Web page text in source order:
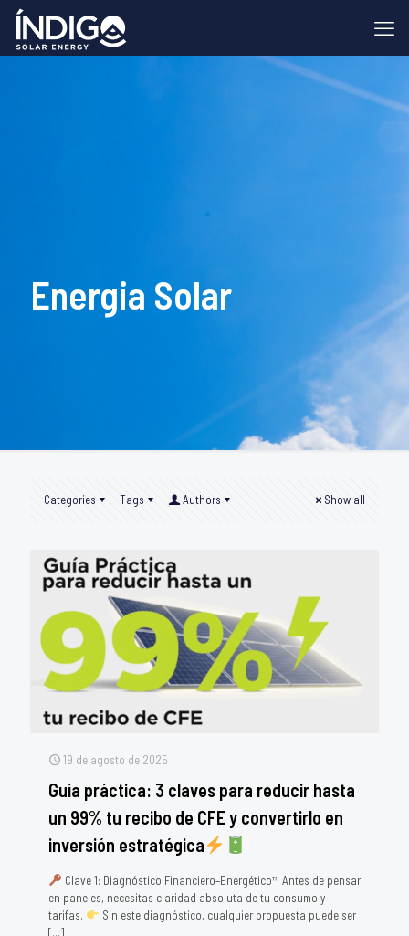
Energia Solar
Categories Tags Authors Show all
19 de agosto de 2025
Guía práctica: 3 claves para reducir hasta
un 99% tu recibo de CFE y convertirlo en
inversión estratégica
Clave 1: Diagnóstico Financiero–Energético™ Antes de pensar
en paneles, necesitas claridad absoluta de tu consumo y
tarifas.
Sin este diagnóstico, cualquier propuesta puede ser
[…]